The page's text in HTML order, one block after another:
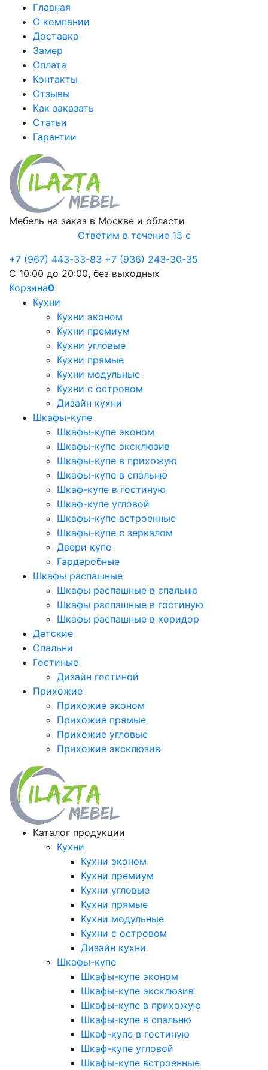
Главная
О компании
Доставка
Замер
Оплата
Контакты
Отзывы
Как заказать
Статьи
Гарантии
Мебель на заказ в Москве и области
Ответим в течение 15 с
+7 (967) 443-33-83 +7 (936) 243-30-35
С 10:00 до 20:00, без выходных
Корзина0
Кухни
Кухни эконом
Кухни премиум
Кухни угловые
Кухни прямые
Кухни модульные
Кухни с островом
Дизайн кухни
Шкафы-купе
Шкафы-купе эконом
Шкафы-купе эксклюзив
Шкафы-купе в прихожую
Шкафы-купе в спальню
Шкаф-купе в гостиную
Шкаф-купе угловой
Шкафы-купе встроенные
Шкафы-купе с зеркалом
Двери купе
Гардеробные
Шкафы распашные
Шкафы распашные в спальню
Шкафы распашные в гостиную
Шкафы распашные в коридор
Детские
Спальни
Гостиные
Дизайн гостиной
Прихожие
Прихожие эконом
Прихожие прямые
Прихожие угловые
Прихожие эксклюзив
Каталог продукции
Кухни
Кухни эконом
Кухни премиум
Кухни угловые
Кухни прямые
Кухни модульные
Кухни с островом
Дизайн кухни
Шкафы-купе
Шкафы-купе эконом
Шкафы-купе эксклюзив
Шкафы-купе в прихожую
Шкафы-купе в спальню
Шкаф-купе в гостиную
Шкаф-купе угловой
Шкафы-купе встроенные